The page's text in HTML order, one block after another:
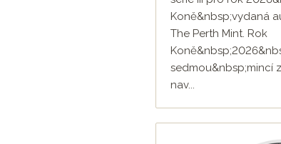
Koně&nbsp;vydaná
The Perth Mint. Rok
sedmou&nbsp;mincí
nav...